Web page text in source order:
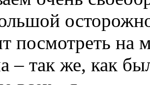
посмотреть на
– так же, как